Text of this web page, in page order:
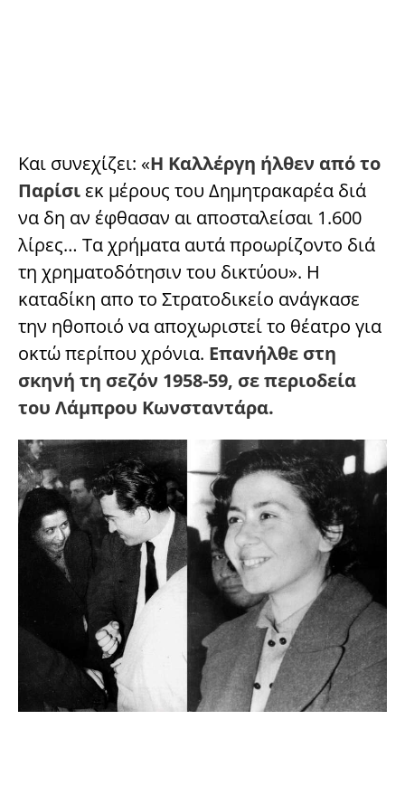
Και συνεχίζει: «Η Καλλέργη ήλθεν από το
Παρίσι εκ μέρους του Δημητρακαρέα διά
να δη αν έφθασαν αι αποσταλείσαι 1.600
λίρες… Τα χρήματα αυτά προωρίζοντο διά
τη χρηματοδότησιν του δικτύου». Η
καταδίκη απο το Στρατοδικείο ανάγκασε
την ηθοποιό να αποχωριστεί το θέατρο για
οκτώ περίπου χρόνια. Επανήλθε στη
σκηνή τη σεζόν 1958-59, σε περιοδεία
του Λάμπρου Κωνσταντάρα.